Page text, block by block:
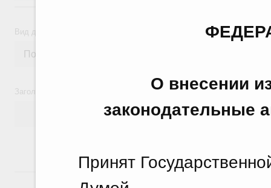
О внесении
законодательные
Принят
Вид документа
Заголовок или текст документа
24 июля, пятница